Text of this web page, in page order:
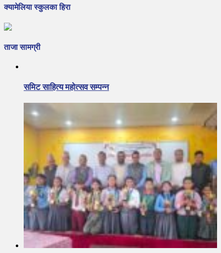
क्यामेलिया स्कुलका हिरा
ताजा सामग्री
समिट साहित्य महोत्सव सम्पन्न